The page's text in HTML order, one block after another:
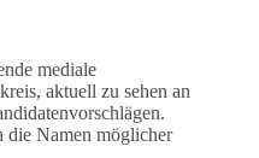
mediale
aktuell zu sehen an
die Namen möglicher